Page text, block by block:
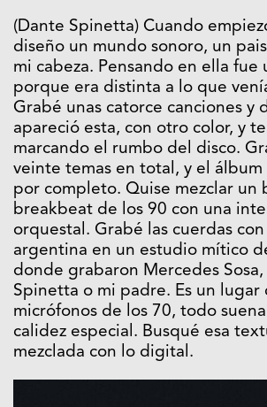
(Dante Spinetta) Cuando
diseño un mundo sonoro, un
mi cabeza. Pensando en ella fue
porque era distinta a lo que
Grabé unas catorce canciones y
apareció esta, con otro color, y
marcando el rumbo del disco.
veinte temas en total, y el álbum
por completo. Quise mezclar un
breakbeat de los 90 con una
orquestal. Grabé las cuerdas
argentina en un estudio mítico
donde grabaron Mercedes
Spinetta o mi padre. Es un lugar
micrófonos de los 70, todo
calidez especial. Busqué esa
mezclada con lo digital.